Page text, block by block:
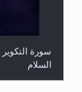
سورة
السلام